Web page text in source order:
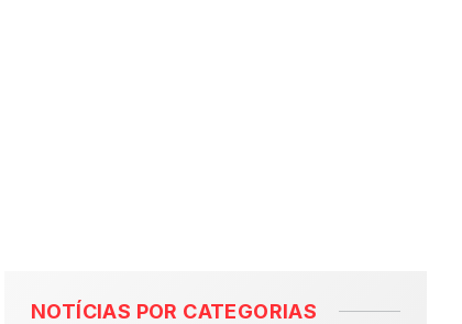
NOTÍCIAS POR CATEGORIAS